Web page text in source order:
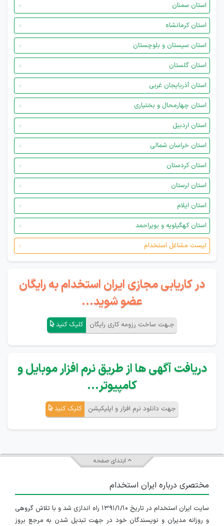
استان سمنان
استان کرمانشاه
استان سیستان و بلوچستان
استان گلستان
استان آذربایجان غربی
استان چهارمحال و بختیاری
استان اردبیل
استان خراسان شمالی
استان کردستان
استان لرستان
استان ایلام
استان کهگیلویه و بویراحمد
لیست مشاغل استخدام
در کاریابی مجازی ایران استخدام به رایگان
عضو شوید...
جـهت ساخت رزومه کاری رایگان کلیک کنید
دریافت آگهی ها از طریق نرم افزار موبایل و
کامپیوتر...
جهت دانلود نرم افزار و اپلیکیشن کلیک کنید
ابتدای صفحه
مختصری درباره ایران استخدام
سایت ایران استخدام در تاریخ ۱۳۹۱/۱/۱۰ راه اندازی شد و با تلاش گروهی
و روزانه مدیران و نویسندگان خود در جهت تبدیل شدن به مرجع بروز